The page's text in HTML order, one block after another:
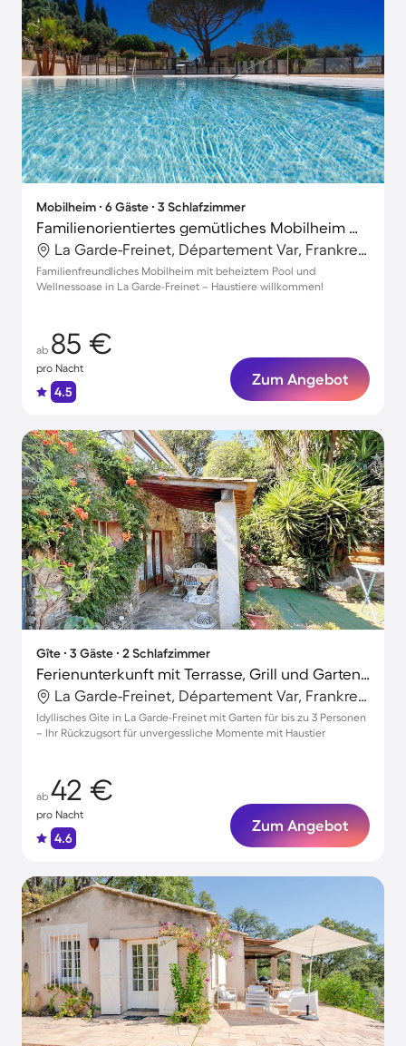
Mobilheim ∙ 6 Gäste ∙ 3 Schlafzimmer
Familienorientiertes gemütliches Mobilheim mit beheiztem Pool, Grill und Terrasse | Haustierfreundlich
La Garde-Freinet, Département Var, Frankreich
Familienfreundliches Mobilheim mit beheiztem Pool und
Wellnessoase in La Garde-Freinet – Haustiere willkommen!
ab 85 €
pro Nacht
4.5
Zum Angebot
Gîte ∙ 3 Gäste ∙ 2 Schlafzimmer
Ferienunterkunft mit Terrasse, Grill und Garten | Haustiere sind willkommen
La Garde-Freinet, Département Var, Frankreich
Idyllisches Gite in La Garde-Freinet mit Garten für bis zu 3 Personen
– Ihr Rückzugsort für unvergessliche Momente mit Haustier
ab 42 €
pro Nacht
4.6
Zum Angebot